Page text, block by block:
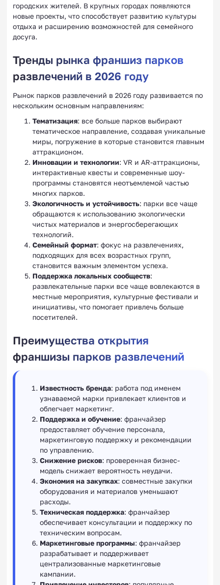
городских жителей. В крупных городах появляются
новые проекты, что способствует развитию культуры
отдыха и расширению возможностей для семейного
досуга.
Тренды рынка франшиз парков
развлечений в 2026 году
Рынок парков развлечений в 2026 году развивается по
нескольким основным направлениям:
Тематизация: все больше парков выбирают
тематическое направление, создавая уникальные
миры, погружение в которые становится главным
аттракционом.
Инновации и технологии: VR и AR-аттракционы,
интерактивные квесты и современные шоу-
программы становятся неотъемлемой частью
многих парков.
Экологичность и устойчивость: парки все чаще
обращаются к использованию экологически
чистых материалов и энергосберегающих
технологий.
Семейный формат: фокус на развлечениях,
подходящих для всех возрастных групп,
становится важным элементом успеха.
Поддержка локальных сообществ:
развлекательные парки все чаще вовлекаются в
местные мероприятия, культурные фестивали и
инициативы, что помогает привлечь больше
посетителей.
Преимущества открытия
франшизы парков развлечений
Известность бренда: работа под именем
узнаваемой марки привлекает клиентов и
облегчает маркетинг.
Поддержка и обучение: франчайзер
предоставляет обучение персонала,
маркетинговую поддержку и рекомендации
по управлению.
Снижение рисков: проверенная бизнес-
модель снижает вероятность неудачи.
Экономия на закупках: совместные закупки
оборудования и материалов уменьшают
расходы.
Техническая поддержка: франчайзер
обеспечивает консультации и поддержку по
техническим вопросам.
Маркетинговые программы: франчайзер
разрабатывает и поддерживает
централизованные маркетинговые
кампании.